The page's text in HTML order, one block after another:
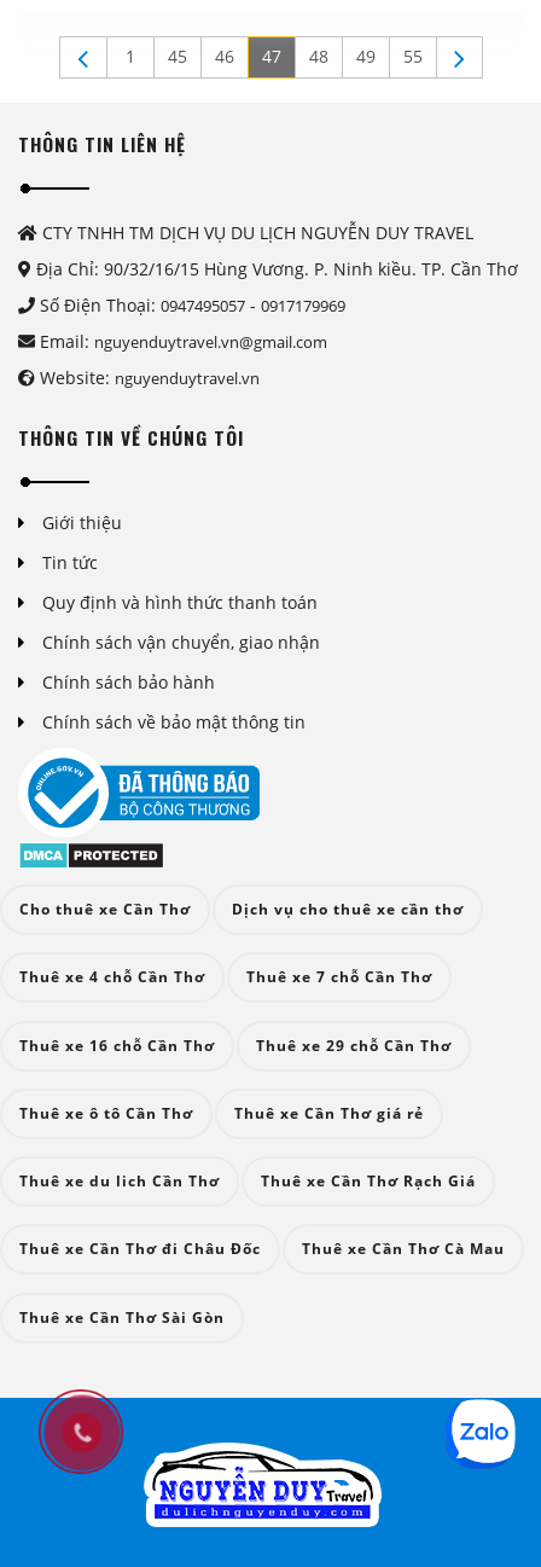
1 45 46 47 48 49 55
THÔNG TIN LIÊN HỆ
CTY TNHH TM DỊCH VỤ DU LỊCH NGUYỄN DUY TRAVEL
Địa Chỉ: 90/32/16/15 Hùng Vương. P. Ninh kiều. TP. Cần Thơ
Số Điện Thoại: 0947495057 - 0917179969
Email: nguyenduytravel.vn@gmail.com
Website: nguyenduytravel.vn
THÔNG TIN VỀ CHÚNG TÔI
Giới thiệu
Tin tức
Quy định và hình thức thanh toán
Chính sách vận chuyển, giao nhận
Chính sách bảo hành
Chính sách về bảo mật thông tin
Cho thuê xe Cần Thơ Dịch vụ cho thuê xe cần thơ
Thuê xe 4 chỗ Cần Thơ Thuê xe 7 chỗ Cần Thơ
Thuê xe 16 chỗ Cần Thơ Thuê xe 29 chỗ Cần Thơ
Thuê xe ô tô Cần Thơ Thuê xe Cần Thơ giá rẻ
Thuê xe du lich Cần Thơ Thuê xe Cần Thơ Rạch Giá
Thuê xe Cần Thơ đi Châu Đốc Thuê xe Cần Thơ Cà Mau
Thuê xe Cần Thơ Sài Gòn